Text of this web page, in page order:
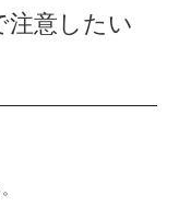
注意したい